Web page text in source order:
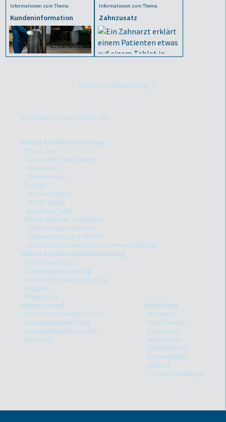
Informationen zum Thema
Kundeninformation
Informationen zum Thema
Zahnzusatz
zurück zum Seitenanfang
Informationen zum Thema: PKV
Private Krankenversicherung
PKV vs. GKV
Versicherter Personenkreis
Kalkulation
Die Leistungen
Die PKV
PKV und Beihilfe
PKV für Kinder
Besondere Tarife
PKV im Alter inkl. Tarifwechsel
Tarifleistungen reduzieren
Tarifwechsel nach § 204 VVG
Wechsel in die Gesetzliche Krankenversicherung
Private Krankenzusatzversicherung
Ambulanter Zusatz
Zahnzusatzversicherung
Stationäre Zusatzversicherung
Tagegeld
Pflegezusatz
Warum zu uns?
Warum Versicherungsmakler?
Leistungsbeispiele Privat
Leistungsbeispiele Gewerbe
VEMA-App
Rechtliches
Impressum
Erstinformation
Datenschutz
Bildnachweis
Quellenhinweis
Barrierefreiheit
Widerruf
Cookie-Einstellungen